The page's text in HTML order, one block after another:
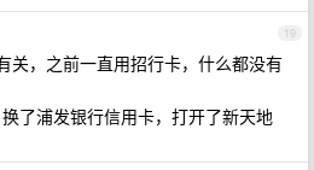
19
关，之前一直用招行卡，什么都没有
了浦发银行信用卡，打开了新天地